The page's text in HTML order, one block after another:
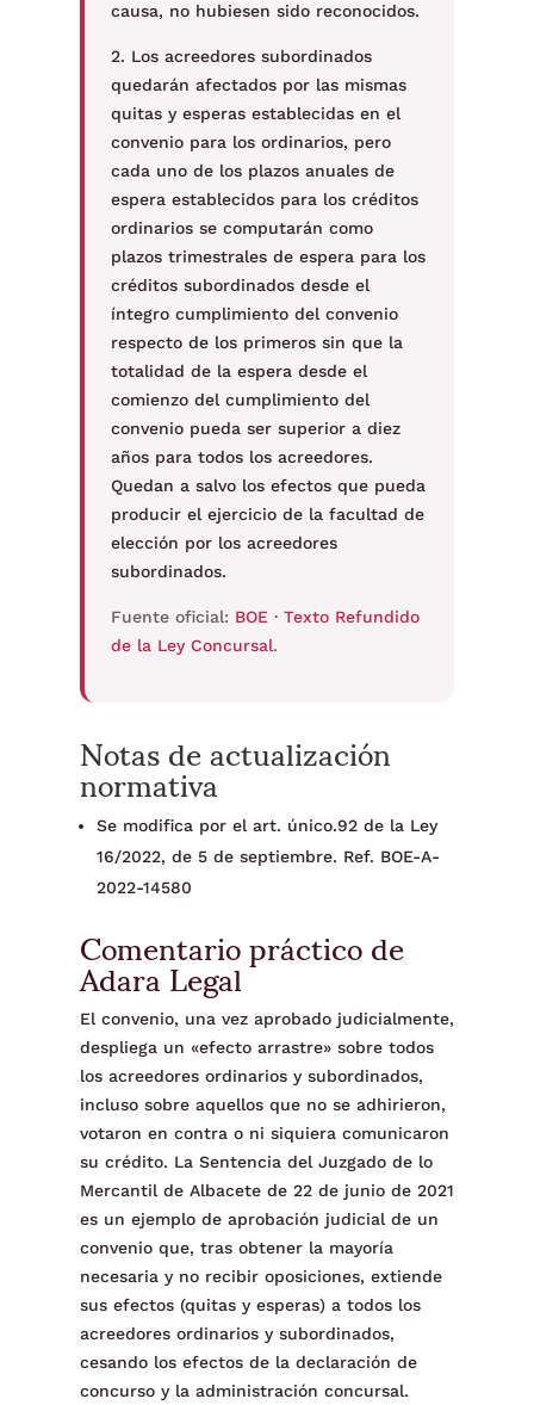
causa, no hubiesen sido reconocidos.
2. Los acreedores subordinados
quedarán afectados por las mismas
quitas y esperas establecidas en el
convenio para los ordinarios, pero
cada uno de los plazos anuales de
espera establecidos para los créditos
ordinarios se computarán como
plazos trimestrales de espera para los
créditos subordinados desde el
íntegro cumplimiento del convenio
respecto de los primeros sin que la
totalidad de la espera desde el
comienzo del cumplimiento del
convenio pueda ser superior a diez
años para todos los acreedores.
Quedan a salvo los efectos que pueda
producir el ejercicio de la facultad de
elección por los acreedores
subordinados.
Fuente oficial: BOE · Texto Refundido
de la Ley Concursal.
Notas de actualización
normativa
Se modifica por el art. único.92 de la Ley
16/2022, de 5 de septiembre. Ref. BOE-A-
2022-14580
Comentario práctico de
Adara Legal
El convenio, una vez aprobado judicialmente,
despliega un «efecto arrastre» sobre todos
los acreedores ordinarios y subordinados,
incluso sobre aquellos que no se adhirieron,
votaron en contra o ni siquiera comunicaron
su crédito. La Sentencia del Juzgado de lo
Mercantil de Albacete de 22 de junio de 2021
es un ejemplo de aprobación judicial de un
convenio que, tras obtener la mayoría
necesaria y no recibir oposiciones, extiende
sus efectos (quitas y esperas) a todos los
acreedores ordinarios y subordinados,
cesando los efectos de la declaración de
concurso y la administración concursal.